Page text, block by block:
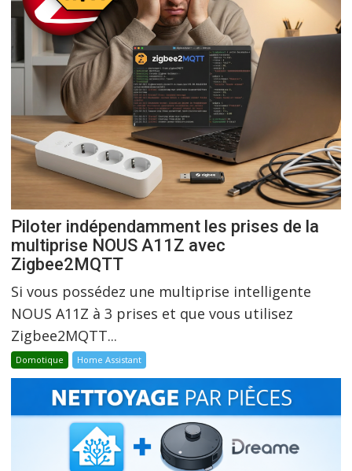
Piloter indépendamment les prises de la
multiprise NOUS A11Z avec
Zigbee2MQTT
Si vous possédez une multiprise intelligente
NOUS A11Z à 3 prises et que vous utilisez
Zigbee2MQTT...
Domotique Home Assistant